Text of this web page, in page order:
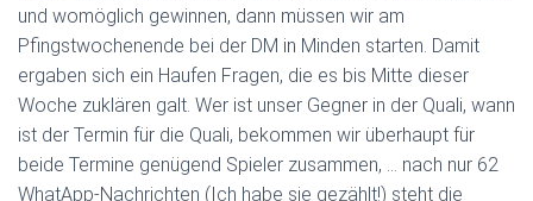
und womöglich gewinnen, dann müssen wir am
Pfingstwochenende bei der DM in Minden starten. Damit
ergaben sich ein Haufen Fragen, die es bis Mitte dieser
Woche zuklären galt. Wer ist unser Gegner in der Quali, wann
ist der Termin für die Quali, bekommen wir überhaupt für
beide Termine genügend Spieler zusammen, … nach nur 62
WhatApp-Nachrichten (Ich habe sie gezählt!) steht die